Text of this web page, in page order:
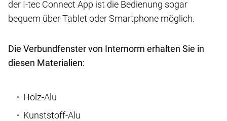
der I-tec Connect App ist die Bedienung sogar
bequem über Tablet oder Smartphone möglich.
Die Verbundfenster von Internorm erhalten Sie in
diesen Materialien:
Holz-Alu
Kunststoff-Alu